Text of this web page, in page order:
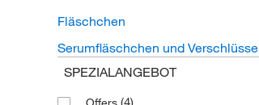
Fläschchen
Serumfläschchen und Verschlüsse
SPEZIALANGEBOT
(4)